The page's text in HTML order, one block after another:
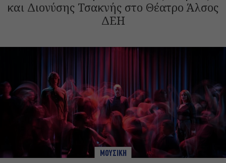
και Διονύσης Τσακνής στο Θέατρο Άλσος
ΔΕΗ
ΜΟΥΣΙΚΗ